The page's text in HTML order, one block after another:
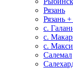
Рязань
Рязань
с.
с.
с.
Салемал